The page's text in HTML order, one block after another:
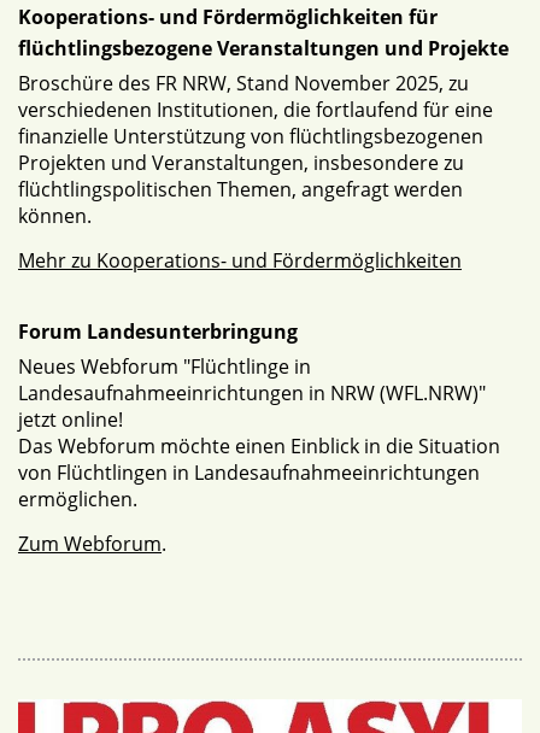
Kooperations- und Fördermöglichkeiten für
flüchtlingsbezogene Veranstaltungen und Projekte
Broschüre des FR NRW, Stand November 2025, zu
verschiedenen Institutionen, die fortlaufend für eine
finanzielle Unterstützung von flüchtlingsbezogenen
Projekten und Veranstaltungen, insbesondere zu
flüchtlingspolitischen Themen, angefragt werden
können.
Mehr zu Kooperations- und Fördermöglichkeiten
Forum Landesunterbringung
Neues Webforum "Flüchtlinge in
Landesaufnahmeeinrichtungen in NRW (WFL.NRW)"
jetzt online!
Das Webforum möchte einen Einblick in die Situation
von Flüchtlingen in Landesaufnahmeeinrichtungen
ermöglichen.
Zum Webforum.